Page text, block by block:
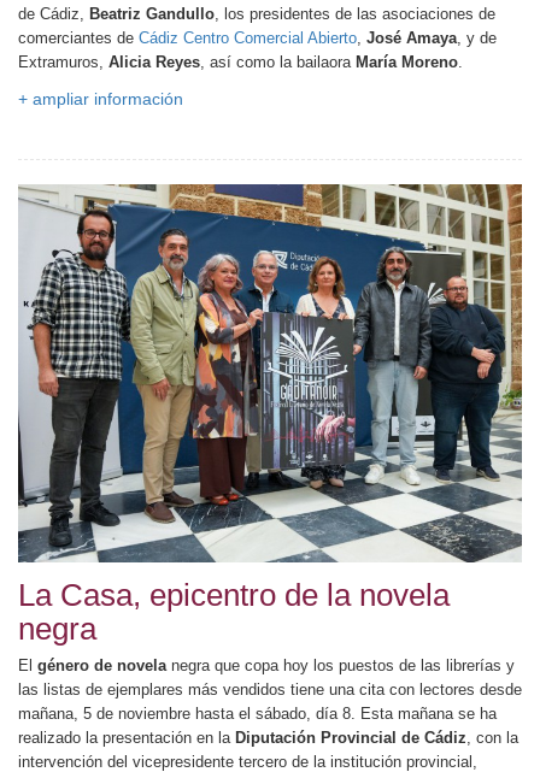
de Cádiz, Beatriz Gandullo, los presidentes de las asociaciones de
comerciantes de Cádiz Centro Comercial Abierto, José Amaya, y de
Extramuros, Alicia Reyes, así como la bailaora María Moreno.
+ ampliar información
La Casa, epicentro de la novela
negra
El género de novela negra que copa hoy los puestos de las librerías y
las listas de ejemplares más vendidos tiene una cita con lectores desde
mañana, 5 de noviembre hasta el sábado, día 8. Esta mañana se ha
realizado la presentación en la Diputación Provincial de Cádiz , con la
intervención del vicepresidente tercero de la institución provincial,